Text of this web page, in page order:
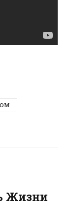
Жизни